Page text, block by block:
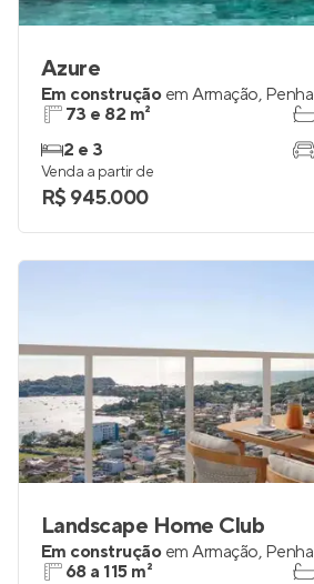
Azure
Em construção em Armação, Penha
73 e 82 m²
2 e 3
Venda a partir de
R$ 945.000
Landscape Home Club
Em construção em Armação, Penha
68 a 115 m²